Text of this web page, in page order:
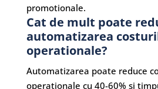
promotionale.
Cat de mult poate
automatizarea
operationale?
Automatizarea poate reduce
operationale cu 40-60% si